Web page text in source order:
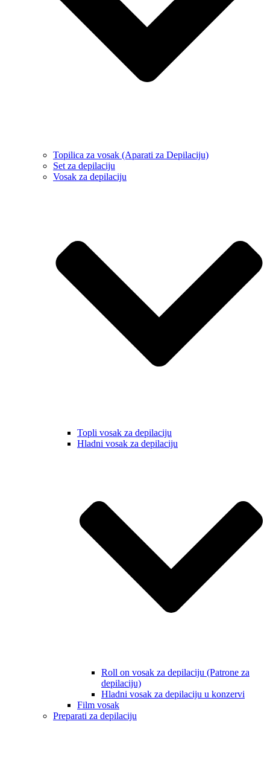
Topilica za vosak (Aparati za Depilaciju)
Set za depilaciju
Vosak za depilaciju
Topli vosak za depilaciju
Hladni vosak za depilaciju
Roll on vosak za depilaciju (Patrone za
depilaciju)
Hladni vosak za depilaciju u konzervi
Film vosak
Preparati za depilaciju